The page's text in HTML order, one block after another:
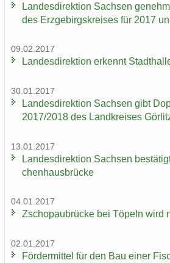
Lan­des­di­rek­ti­on Sach­sen
des Erz­ge­birgs­krei­ses für 2017
09.02.2017
Lan­des­di­rek­ti­on er­kennt
30.01.2017
Lan­des­di­rek­ti­on Sach­sen gibt
2017/2018 des Land­krei­ses
13.01.2017
Lan­des­di­rek­ti­on Sach­sen
chen­haus­brü­cke
04.01.2017
Zscho­pau­brü­cke bei Tö­peln wird
02.01.2017
För­der­mit­tel für den Bau einer